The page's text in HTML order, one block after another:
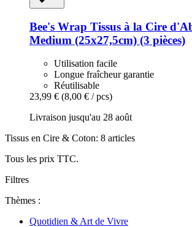
Bee's Wrap Tissus à la Cire
Medium (25x27,5cm) (3 pièces)
Utilisation facile
Longue fraîcheur garantie
Réutilisable
23,99 € (8,00 € / pcs)
Livraison jusqu'au 28 août
Tissus en Cire & Coton: 8 articles
Tous les prix TTC.
Filtres
Thèmes :
Quotidien & Art de Vivre